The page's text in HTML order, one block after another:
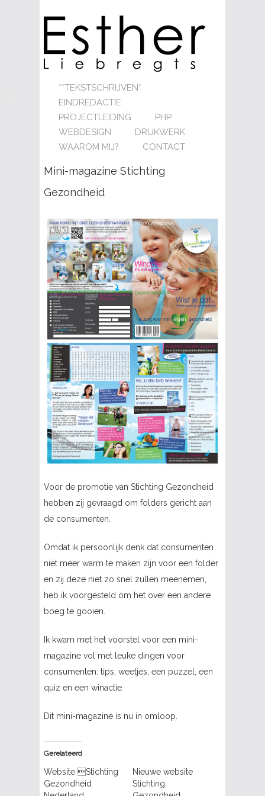
**TEKSTSCHRIJVEN*
EINDREDACTIE
PROJECTLEIDING
PHP
WEBDESIGN
DRUKWERK
WAAROM MIJ?
CONTACT
Mini-magazine Stichting
Gezondheid
Voor de promotie van Stichting Gezondheid
hebben zij gevraagd om folders gericht aan
de consumenten.
Omdat ik persoonlijk denk dat consumenten
niet meer warm te maken zijn voor een folder
en zij deze niet zo snel zullen meenemen,
heb ik voorgesteld om het over een andere
boeg te gooien.
Ik kwam met het voorstel voor een mini-
magazine vol met leuke dingen voor
consumenten: tips, weetjes, een puzzel, een
quiz en een winactie.
Dit mini-magazine is nu in omloop.
Gerelateerd
Website Stichting
Gezondheid
Nieuwe website
Stichting